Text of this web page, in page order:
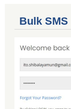
Bulk SMS